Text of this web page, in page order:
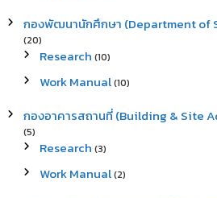
กองพัฒนานักศึกษา (Department of
(20)
Research (10)
Work Manual(10)
กองอาคารสถานที่ (Building & Site
(5)
Research (3)
Work Manual(2)